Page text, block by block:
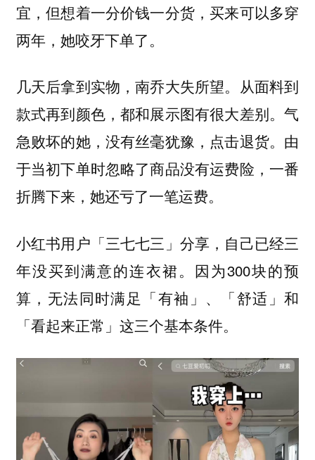
宜，但想着一分价钱一分货，买来可以多穿
两年，她咬牙下单了。
几天后拿到实物，南乔大失所望。从面料到
款式再到颜色，都和展示图有很大差别。气
急败坏的她，没有丝毫犹豫，点击退货。由
于当初下单时忽略了商品没有运费险，一番
折腾下来，她还亏了一笔运费。
小红书用户「三七七三」分享，自己已经三
年没买到满意的连衣裙。因为300块的预
算，无法同时满足「有袖」、「舒适」和
「看起来正常」这三个基本条件。